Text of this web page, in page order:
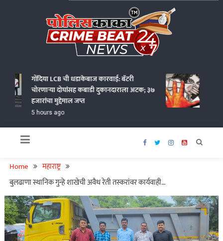
गोंदिया LCB ची धडाकेबाज कारवाई: बॅटरी
चोरणाऱ्या दोघांसह कबाडी दुकानदाराला अटक; ३७
हजारांचा मुद्देमाल जप्त
5 hours ago
अटक
Home
महाराष्ट्र
बुलढाणा स्थानिक गुन्हे शाखेची अवैध रेती तस्करांवर कार्यवाही…